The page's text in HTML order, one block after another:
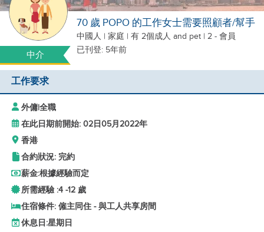
中介
70 歲 POPO 的工作女士需要照顧者/幫手
中國人 | 家庭 | 有 2個成人 and pet | 2 - 會員
已刊登: 5年前
工作要求
外傭|全職
在此日期前開始: 02日05月2022年
香港
合約狀況: 完約
薪金:根據經驗而定
所需經驗 :4 -12 歲
住宿條件: 僱主同住 - 與工人共享房間
休息日:星期日